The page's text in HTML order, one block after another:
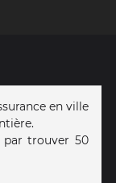
en ville
trouver 50